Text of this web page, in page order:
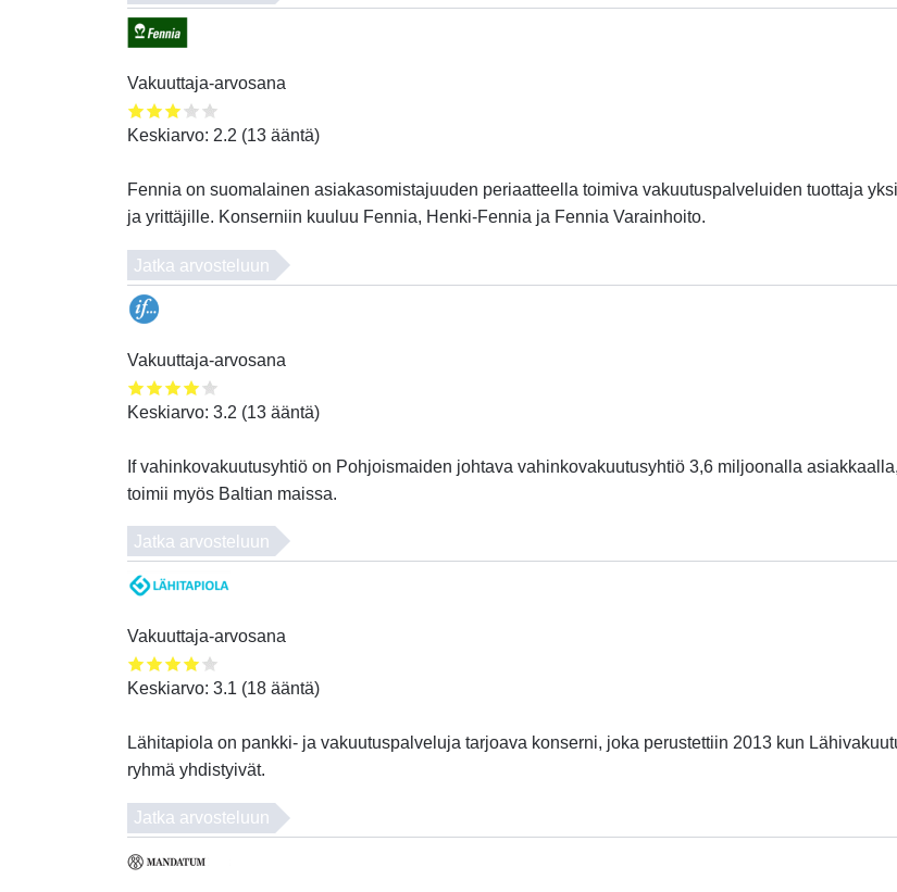
Vakuuttaja-arvosana
Keskiarvo: 2.2 (13 ääntä)
Fennia on suomalainen asiakasomistajuuden periaatteella toimiva vakuutuspalveluiden tuottaja
ja yrittäjille. Konserniin kuuluu Fennia, Henki-Fennia ja Fennia Varainhoito.
Jatka arvosteluun
Vakuuttaja-arvosana
Keskiarvo: 3.2 (13 ääntä)
If vahinkovakuutusyhtiö on Pohjoismaiden johtava vahinkovakuutusyhtiö 3,6 miljoonalla
toimii myös Baltian maissa.
Jatka arvosteluun
Vakuuttaja-arvosana
Keskiarvo: 3.1 (18 ääntä)
Lähitapiola on pankki- ja vakuutuspalveluja tarjoava konserni, joka perustettiin 2013 kun
ryhmä yhdistyivät.
Jatka arvosteluun